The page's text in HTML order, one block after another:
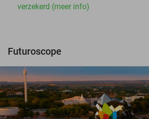
verzekerd (meer info)
Futuroscope